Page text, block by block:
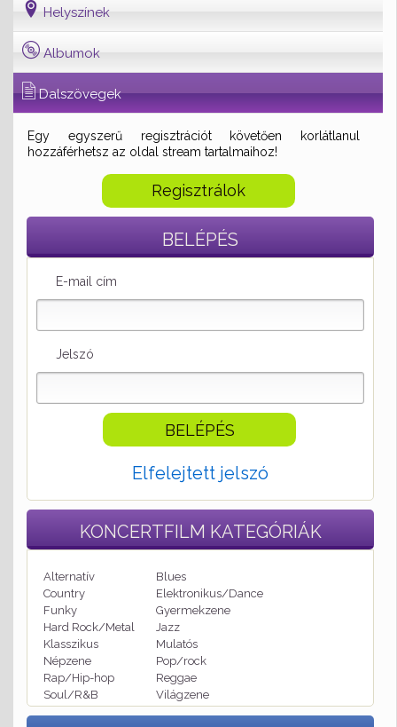
Helyszínek
Albumok
Dalszövegek
Egy egyszerű regisztrációt követően korlátlanul
hozzáférhetsz az oldal stream tartalmaihoz!
Regisztrálok
BELÉPÉS
E-mail cím
Jelszó
Elfelejtett jelszó
KONCERTFILM KATEGÓRIÁK
Alternatív
Blues
Country
Elektronikus/Dance
Funky
Gyermekzene
Hard Rock/Metal
Jazz
Klasszikus
Mulatós
Népzene
Pop/rock
Rap/Hip-hop
Reggae
Soul/R&B
Világzene